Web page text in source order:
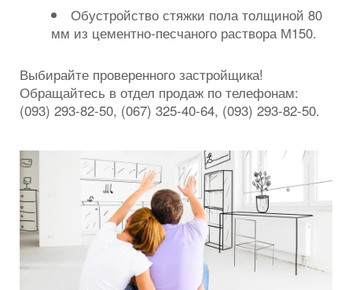
Обустройство стяжки пола толщиной 80
мм из цементно-песчаного раствора М150.
Выбирайте проверенного застройщика!
Обращайтесь в отдел продаж по телефонам:
(093) 293-82-50, (067) 325-40-64, (093) 293-82-50.